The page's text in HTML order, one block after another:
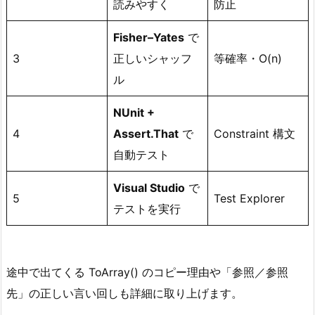
く
も
読みやすく
防止
3
Fisher–Yates で
正しいシャッフ
ル
等確率・O(n)
4
NUnit +
Assert.That で
自動テスト
Constraint 構文
5
Visual Studio で
テストを実行
Test Explorer
途中で出てくる ToArray() のコピー理由や「参照／参照
先」の正しい言い回しも詳細に取り上げます。